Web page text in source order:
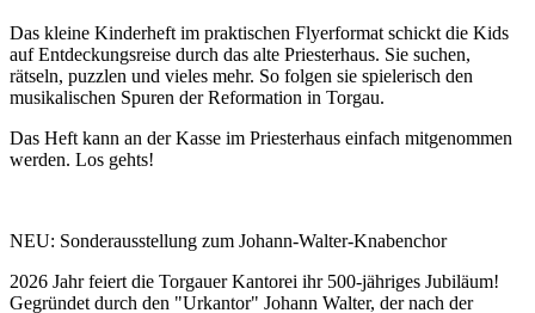
Das kleine Kinderheft im praktischen Flyerformat schickt die Kids
auf Entdeckungsreise durch das alte Priesterhaus. Sie suchen,
rätseln, puzzlen und vieles mehr. So folgen sie spielerisch den
musikalischen Spuren der Reformation in Torgau.
Das Heft kann an der Kasse im Priesterhaus einfach mitgenommen
werden. Los gehts!
NEU: Sonderausstellung zum Johann-Walter-Knabenchor
2026 Jahr feiert die Torgauer Kantorei ihr 500-jähriges Jubiläum!
Gegründet durch den "Urkantor" Johann Walter, der nach der